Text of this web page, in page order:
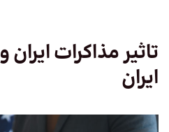
تاثیرمذاکرات ایران
ایران